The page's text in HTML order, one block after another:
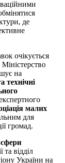
де
очікується
Міністерство
на
технічні
малих
для
громад.
сфери
та відділ
України на